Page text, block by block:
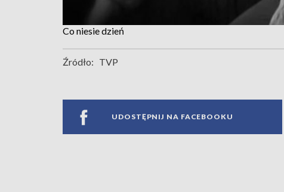
Co niesie dzień
Źródło: TVP
UDOSTĘPNIJ NA FACEBOOKU